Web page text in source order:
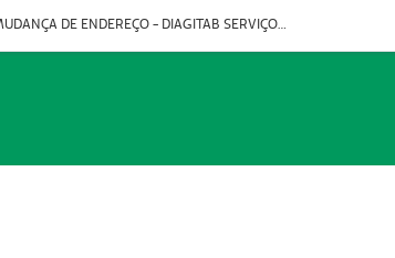
MUDANÇA DE ENDEREÇO - DIAGITAB SERVIÇOS MÉDICOS LTDA (54003267-5)